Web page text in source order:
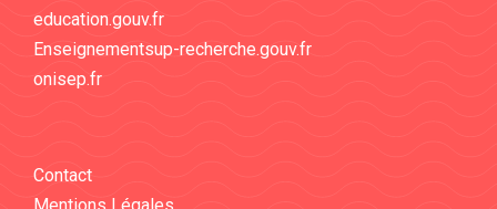
education.gouv.fr
Enseignementsup-recherche.gouv.fr
onisep.fr
Contact